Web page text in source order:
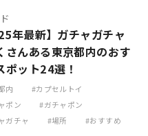
年最新】ガチャガチャ
さんある東京都内のおす
ポット24選！
内
カプセルトイ
ポン
ガチャポン
ガチャ
場所 おすすめ